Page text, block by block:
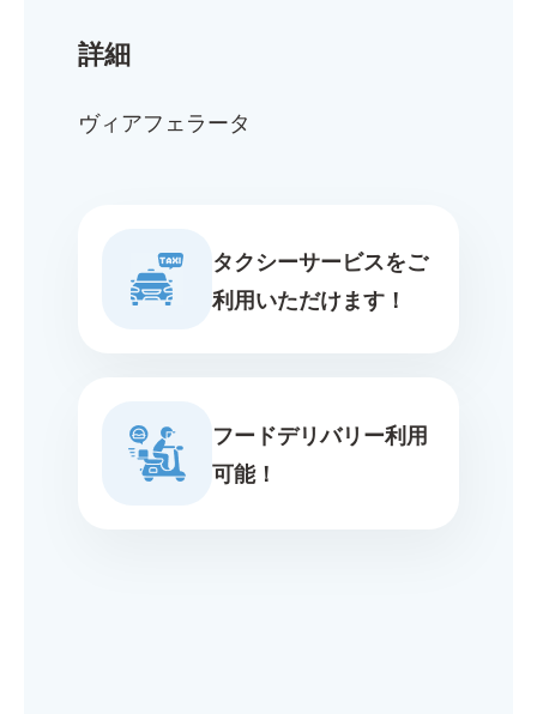
詳細
ヴィアフェラータ
タクシーサービスをご
利用いただけます！
フードデリバリー利用
可能！